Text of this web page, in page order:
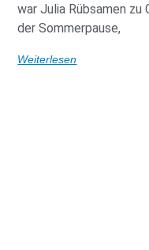
war Julia Rübsamen zu
der Sommerpause,
Weiterlesen